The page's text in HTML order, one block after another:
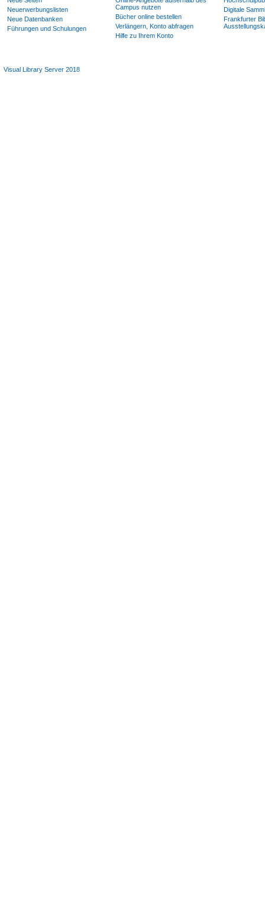
Neuerwerbungslisten
Neue Datenbanken
Führungen und Schulungen
Campus nutzen
Bücher online bestellen
Verlängern, Konto abfragen
Hilfe zu Ihrem Konto
Digitale
Frankfurter
Visual Library Server 2018